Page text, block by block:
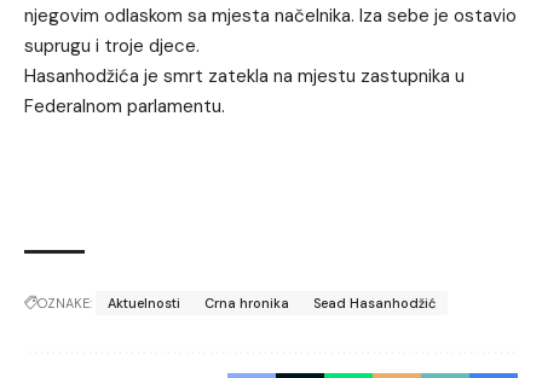
njegovim odlaskom sa mjesta načelnika. Iza sebe je ostavio
suprugu i troje djece.
Hasanhodžića je smrt zatekla na mjestu zastupnika u
Federalnom parlamentu.
OZNAKE: Aktuelnosti Crna hronika Sead Hasanhodžić